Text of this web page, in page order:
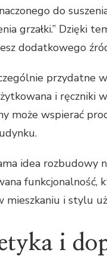
do
grzałki.” Dzięki
dodatkowego
przydatne
i ręczniki
może wspierać
idea rozbudowy
funkcjonalność,
mieszkaniu i stylu
i